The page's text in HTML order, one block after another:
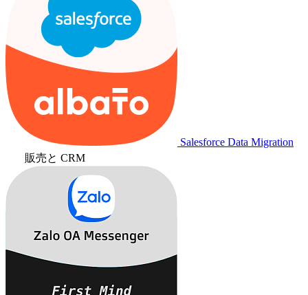
Salesforce Data Migration
販売と CRM